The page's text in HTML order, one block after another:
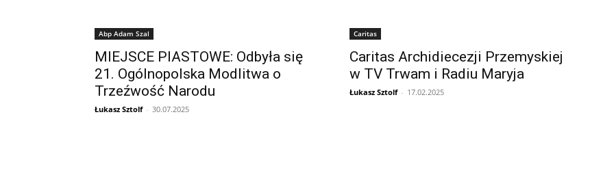
Abp Adam Szal
MIEJSCE PIASTOWE: Odbyła się
21. Ogólnopolska Modlitwa o
Trzeźwość Narodu
Łukasz Sztolf - 30.07.2025
Caritas
Caritas Archidiecezji Przemyskiej
w TV Trwam i Radiu Maryja
Łukasz Sztolf - 17.02.2025